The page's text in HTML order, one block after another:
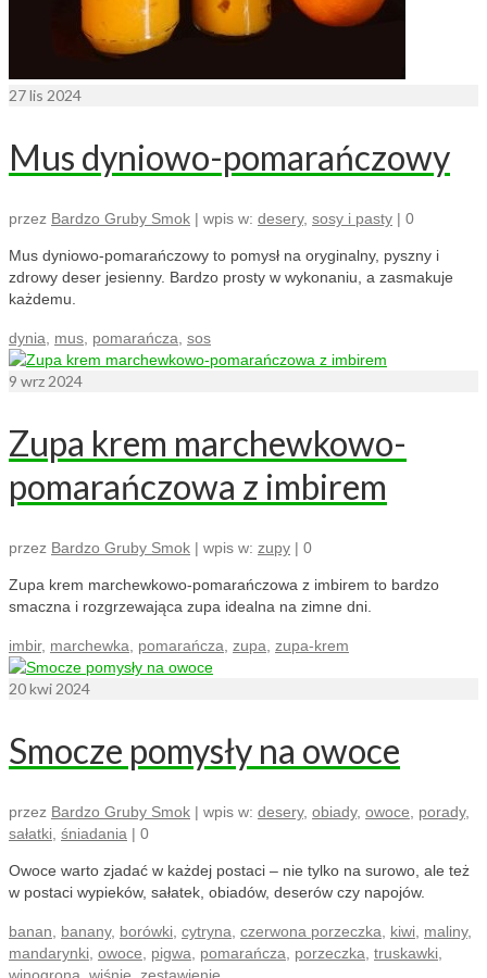
27lis 2024
Mus dyniowo-pomarańczowy
przez Bardzo Gruby Smok | wpis w: desery, sosy i pasty | 0
Mus dyniowo-pomarańczowy to pomysł na oryginalny, pyszny i
zdrowy deser jesienny. Bardzo prosty w wykonaniu, a zasmakuje
każdemu.
dynia mus pomarańcza sos
9 wrz 2024
Zupa krem marchewkowo-
pomarańczowa z imbirem
przez Bardzo Gruby Smok | wpis w: zupy | 0
Zupa krem marchewkowo-pomarańczowa z imbirem to bardzo
smaczna i rozgrzewająca zupa idealna na zimne dni.
imbir, marchewka, pomarańcza, zupa, zupa-krem
20kwi 2024
Smocze pomysły na owoce
przez Bardzo Gruby Smok | wpis w: desery, obiady, owoce, porady,
sałatki, śniadania | 0
Owoce warto zjadać w każdej postaci – nie tylko na surowo, ale też
w postaci wypieków, sałatek, obiadów, deserów czy napojów.
banan, banany, borówki, cytryna, czerwona porzeczka, kiwi, maliny,
mandarynki, owoce, pigwa, pomarańcza, porzeczka, truskawki,